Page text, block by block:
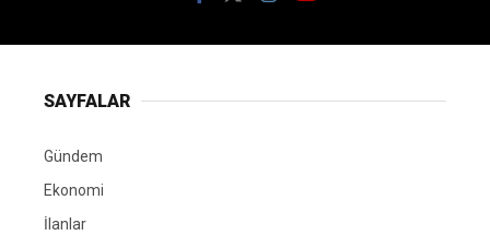
SAYFALAR
Gündem
Ekonomi
İlanlar